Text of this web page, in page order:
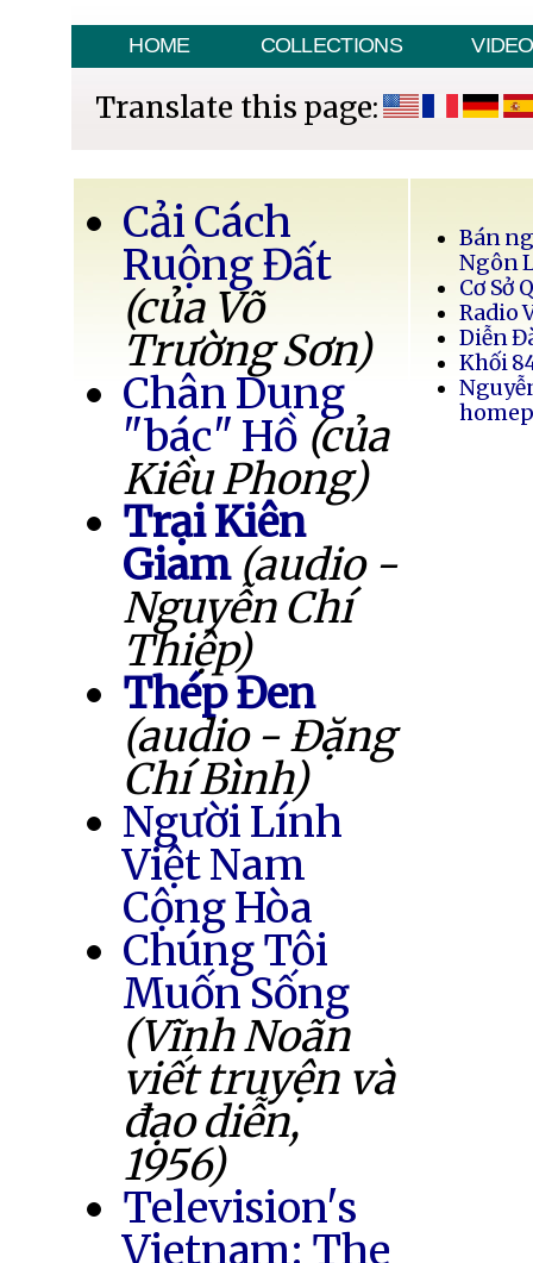
HOME COLLECTIONS VIDEO
Translate this page:
Cải Cách
Ruộng Đất
(của Võ
Trường Sơn)
Chân Dung
"bác" Hồ (của
Kiều Phong)
Trại Kiên
Giam (audio -
Nguyễn Chí
Thiệp)
Thép Đen
(audio - Đặng
Chí Bình)
Người Lính
Việt Nam
Cộng Hòa
Chúng Tôi
Muốn Sống
(Vĩnh Noãn
viết truyện và
đạo diễn,
1956)
Television's
Vietnam: The
Bán
Ngôn
Cơ Sở
Radio
Diễn
Khối